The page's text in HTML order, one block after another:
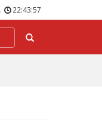
. 22:43:57
Hľadať